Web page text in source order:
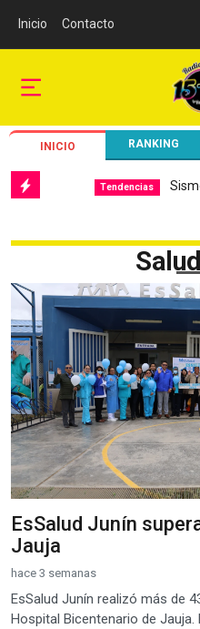
Inicio Contacto
INICIO RANKING
Tendencias Sismo de
EsSalud Junín
Jauja
hace 3 semanas
EsSalud Junín realizó más de
Hospital Bicentenario de